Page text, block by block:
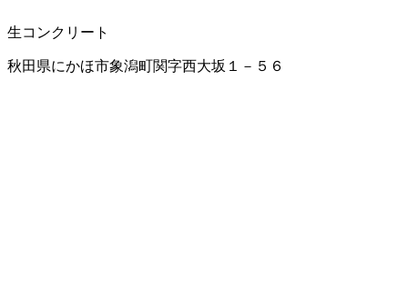
生コンクリート
秋田県にかほ市象潟町関字西大坂１－５６